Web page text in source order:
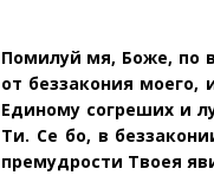
Помилуй мя, Боже, по
от беззакония
Единому согреших и
Ти. Се бо, в
премудрости Твоея